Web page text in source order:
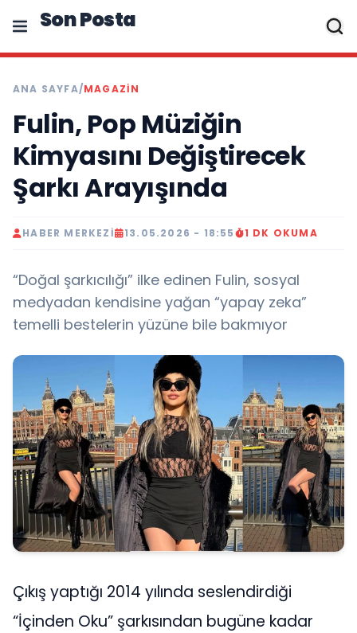
Son Posta
ANA SAYFA/MAGAZIN
Fulin, Pop Müziğin
Kimyasını Değiştirecek
Şarkı Arayışında
HABER MERKEZI 13.05.2026 - 18:55 1 DK OKUMA
“Doğal şarkıcılığı” ilke edinen Fulin, sosyal
medyadan kendisine yağan “yapay zeka”
temelli bestelerin yüzüne bile bakmıyor
Çıkış yaptığı 2014 yılında seslendirdiği
“İçinden Oku” şarkısından bugüne kadar